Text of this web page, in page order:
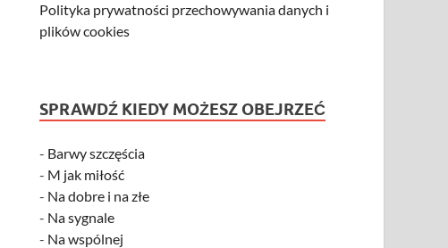
Polityka prywatności przechowywania danych i
plików cookies
SPRAWDŹ KIEDY MOŻESZ OBEJRZEĆ
- Barwy szczęścia
- M jak miłość
- Na dobre i na złe
- Na sygnale
- Na wspólnej